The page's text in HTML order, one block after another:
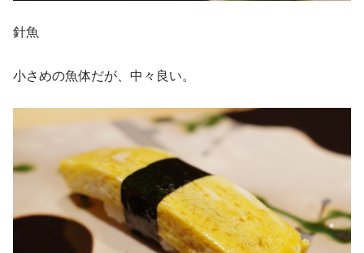
針魚
小さめの魚体だが、中々良い。